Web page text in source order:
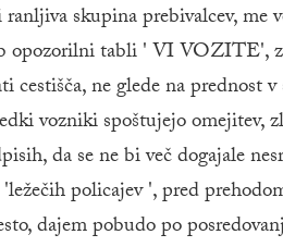
skupina prebivalcev, me
opozorilni tabli ' VI VOZITE',
ne glede na prednost v
vozniki spoštujejo omejitev,
da se ne bi več dogajale
policajev ', pred
dajem pobudo po